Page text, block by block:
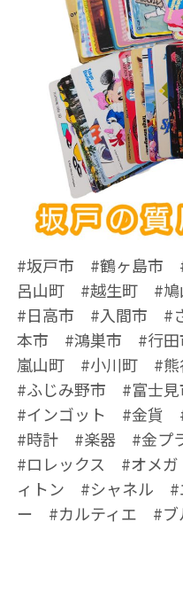
#坂戸市 #鶴ヶ島市
呂山町 #越生町 #
#日高市 #入間市 #
本市 #鴻巣市 #行
嵐山町 #小川町 #
#ふじみ野市 #富士
#インゴット #金貨
#時計 #楽器 #金プ
#ロレックス #オメ
ィトン #シャネル #
ー #カルティエ #ブ